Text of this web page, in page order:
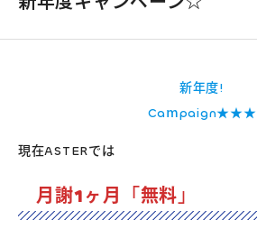
お問い合わせ
新着情報
コラム・読み物
新年度!
Caｍpaign★★★
現在ASTERでは
月謝1ヶ月「無料」